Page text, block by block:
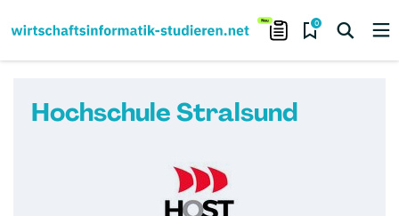
0
Hochschule Stralsund